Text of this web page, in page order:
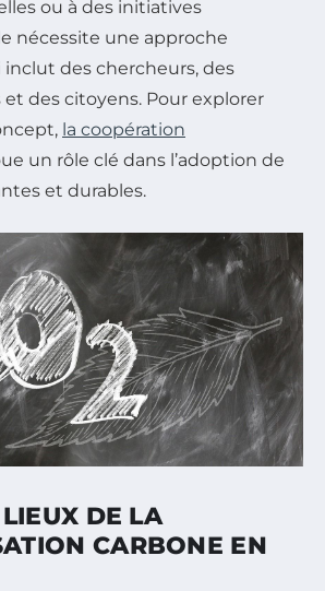
ou à des initiatives
nécessite une approche
des chercheurs, des
des citoyens. Pour explorer
la coopération
un rôle clé dans l’adoption de
et durables.
DE LA
CARBONE EN